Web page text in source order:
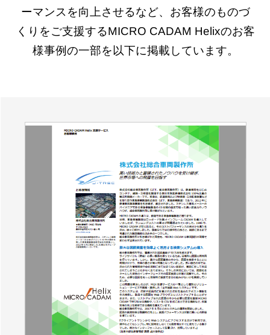
ーマンスを向上させるなど、お客様のものづ
くりをご支援するMICRO CADAM Helixのお客
様事例の一部を以下に掲載しています。